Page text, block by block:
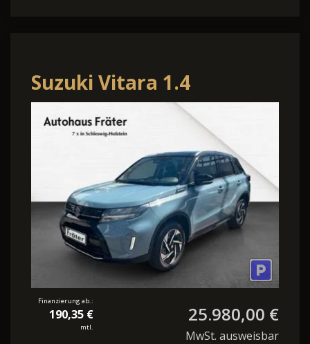
Suzuki Vitara 1.4
Comfort+ | ALLWETTER |
PANORAMA
Finanzierung ab.:
190,35 €
mtl.
25.980,00 €
MwSt. ausweisbar